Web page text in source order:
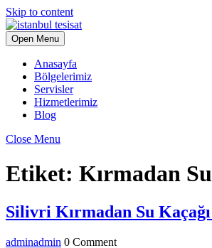
Skip to content
Open Menu
Anasayfa
Bölgelerimiz
Servisler
Hizmetlerimiz
Blog
Close Menu
Etiket: Kırmadan
Silivri Kırmadan Su
adminadmin 0 Comment